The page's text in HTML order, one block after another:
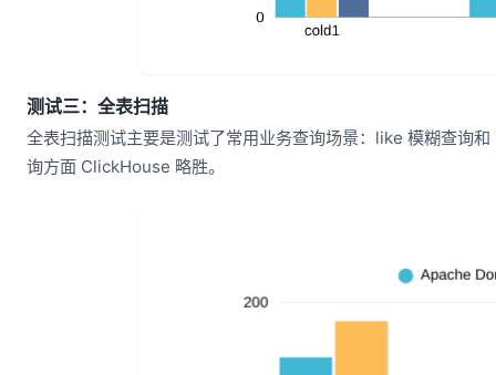
测试三：全表扫描
全表扫描测试主要是测试了常用业务查询场景：like 模糊查询
询方面 ClickHouse 略胜。